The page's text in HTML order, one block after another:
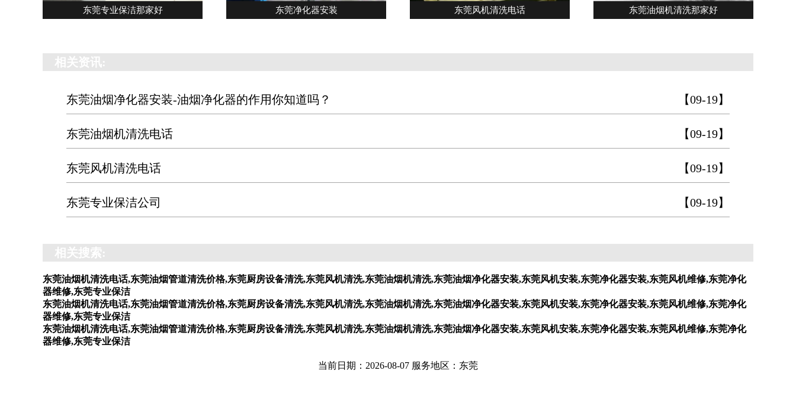
东莞专业保洁那家好 东莞净化器安装 东莞风机清洗电话 东莞油烟机清洗那家好
相关资讯:
东莞油烟净化器安装-油烟净化器的作用你知道吗？ 【09-19】
东莞油烟机清洗电话 【09-19】
东莞风机清洗电话 【09-19】
东莞专业保洁公司 【09-19】
相关搜索:
东莞油烟机清洗电话,东莞油烟管道清洗价格,东莞厨房设备清洗,东莞风机清洗,东莞油烟机清洗,东莞油烟净化器安装,东莞风机安装,东莞净化器安装,东莞风机维修,东莞净化
器维修,东莞专业保洁
东莞油烟机清洗电话,东莞油烟管道清洗价格,东莞厨房设备清洗,东莞风机清洗,东莞油烟机清洗,东莞油烟净化器安装,东莞风机安装,东莞净化器安装,东莞风机维修,东莞净化
器维修,东莞专业保洁
东莞油烟机清洗电话,东莞油烟管道清洗价格,东莞厨房设备清洗,东莞风机清洗,东莞油烟机清洗,东莞油烟净化器安装,东莞风机安装,东莞净化器安装,东莞风机维修,东莞净化
器维修,东莞专业保洁
当前日期：2026-08-07 服务地区：东莞